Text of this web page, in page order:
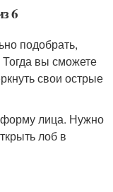
6
подобрать,
Тогда вы сможете
свои острые
форму лица. Нужно
лоб в